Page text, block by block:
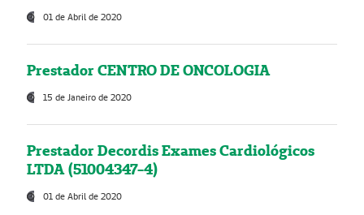
01 de Abril de 2020
Prestador CENTRO DE ONCOLOGIA
15 de Janeiro de 2020
Prestador Decordis Exames Cardiológicos
LTDA (51004347-4)
01 de Abril de 2020